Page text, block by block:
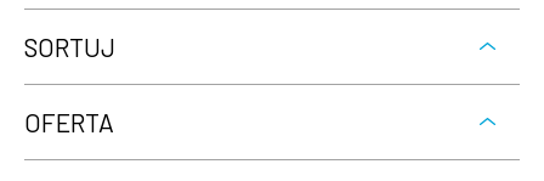
SORTUJ
OFERTA